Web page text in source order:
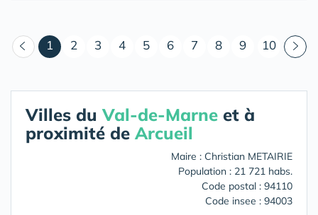
1 (courant)
2 3 4 5 6 7 8 9 10
Villes duVal-de-Marne et à
proximité de Arcueil
Maire : Christian METAIRIE
Population : 21 721 habs.
Code postal : 94110
Code insee : 94003